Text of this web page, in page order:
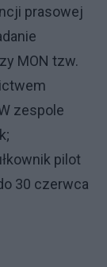
prasowej
MON tzw.
zespole
pilot
30 czerwca